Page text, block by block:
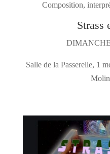
Composition,
Strass
Salle de la Passerelle, 1